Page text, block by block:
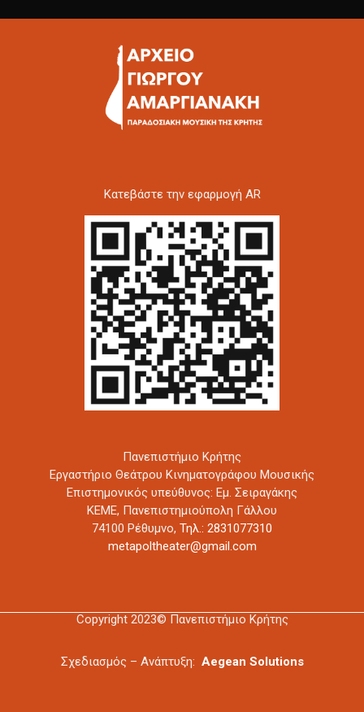
Kατεβάστε την εφαρμογή AR
Πανεπιστήμιο Κρήτης
Εργαστήριο Θεάτρου Κινηματογράφου Μουσικής
Επιστημονικός υπεύθυνος: Εμ. Σειραγάκης
ΚΕΜΕ, Πανεπιστημιούπολη Γάλλου
74100 Ρέθυμνο, Τηλ.: 2831077310
metapoltheater@gmail.com
Copyright 2023© Πανεπιστήμιο Κρήτης
Σχεδιασμός – Ανάπτυξη: Aegean Solutions